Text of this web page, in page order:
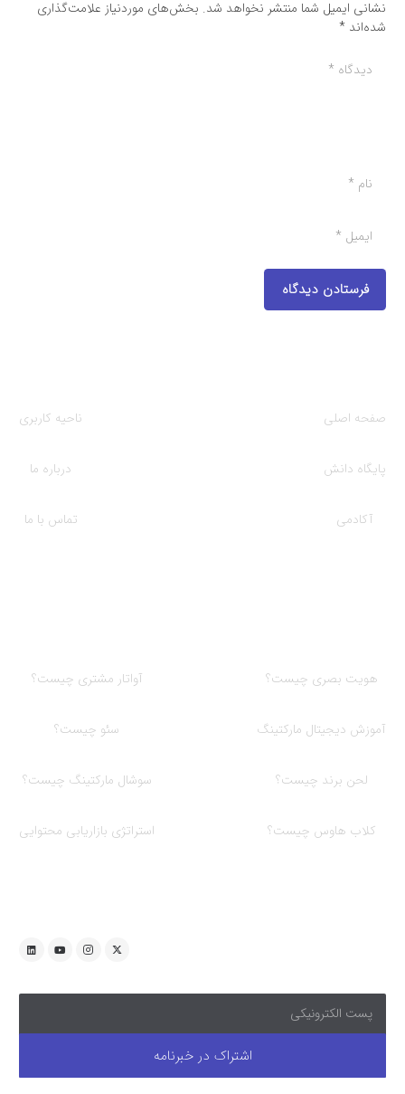
نشانی ایمیل شما منتشر نخواهد شد. بخش‌های موردنیاز علامت‌گذاری
شده‌اند *
فرستادن دیدگاه
صفحه اصلی
پایگاه دانش
آکادمی
ناحیه کاربری
درباره ما
تماس با ما
هویت بصری چیست؟
آموزش دیجیتال مارکتینگ
لحن برند چیست؟
کلاب هاوس چیست؟
آواتار مشتری چیست؟
سئو چیست؟
سوشال مارکتینگ چیست؟
استراتژی بازاریابی محتوایی
اشتراک در خبرنامه